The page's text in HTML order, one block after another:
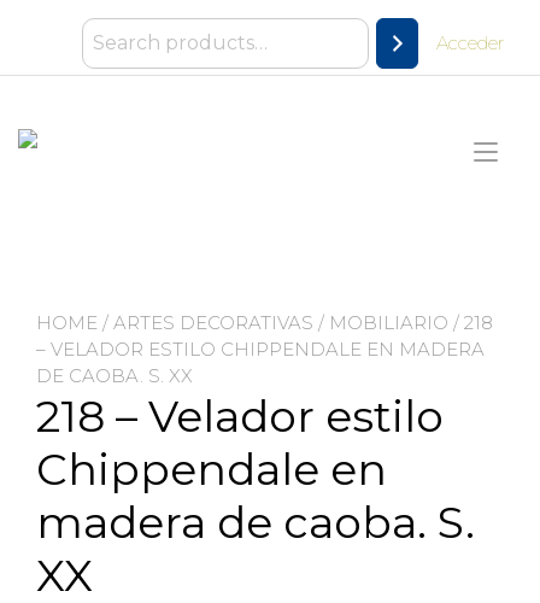
Acceder
HOME / ARTES DECORATIVAS / MOBILIARIO / 218
– VELADOR ESTILO CHIPPENDALE EN MADERA
DE CAOBA. S. XX
218 – Velador estilo
Chippendale en
madera de caoba. S.
XX